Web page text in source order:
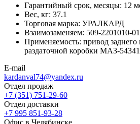
Гарантийный срок, месяцы: 12
Вес, кг: 37.1
Торговая марка: УРАЛКАРД
Взаимозаменяем: 509-2201010-
Применяемость: привод
раздаточной коробки МАЗ-54341
E-mail
kardanval74@yandex.ru
Отдел продаж
+7 (351) 751-29-60
Отдел доставки
+7 995 851-93-28
Офис в Челябинске